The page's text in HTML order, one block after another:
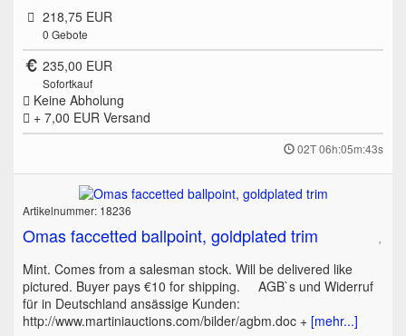
218,75 EUR
0 Gebote
235,00 EUR
Sofortkauf
Keine Abholung
+ 7,00 EUR Versand
02T 06h:05m:43s
Artikelnummer: 18236
Omas faccetted ballpoint, goldplated trim
Mint. Comes from a salesman stock. Will be delivered like
pictured. Buyer pays €10 for shipping. AGB`s und Widerruf
für in Deutschland ansässige Kunden:
http://www.martiniauctions.com/bilder/agbm.doc + [mehr...]